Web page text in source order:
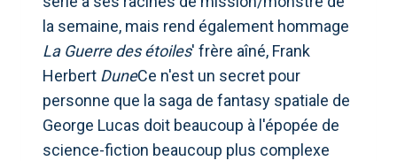
la semaine, mais rend également hommage
La Guerre des étoiles' frère aîné, Frank
Herbert DuneCe n'est un secret pour
personne que la saga de fantasy spatiale de
George Lucas doit beaucoup à l'épopée de
science-fiction beaucoup plus complexe